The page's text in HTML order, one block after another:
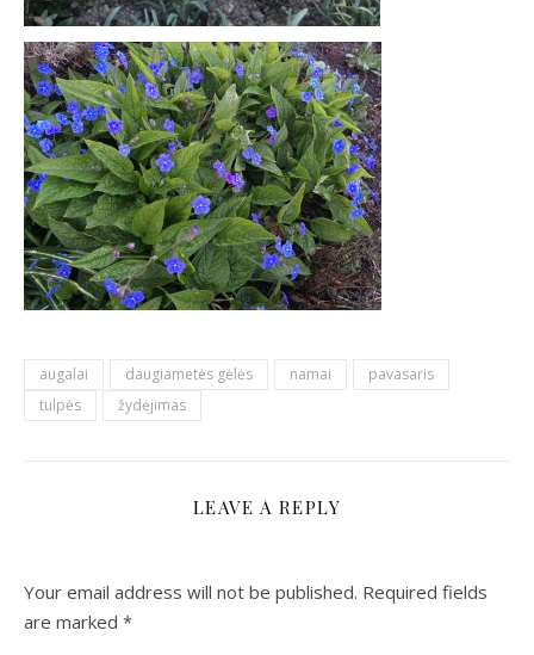
augalai daugiametės gėlės namai
pavasaris
tulpės
žydėjimas
LEAVE A REPLY
Your email address will not be published. Required fields
are marked *